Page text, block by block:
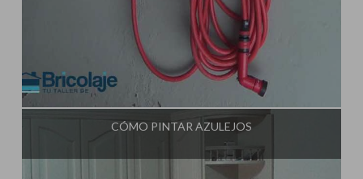
Influencer: Tu Taller de Bricolaje
CÓMO PINTAR AZULEJOS